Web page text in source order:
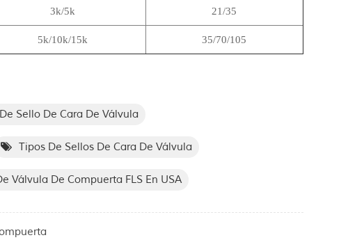
3k/5k 21/35
5k/10k/15k 35/70/105
Sello De Cara De Válvula
Tipos De Sellos De Cara De Válvula
Válvula De Compuerta FLS En USA